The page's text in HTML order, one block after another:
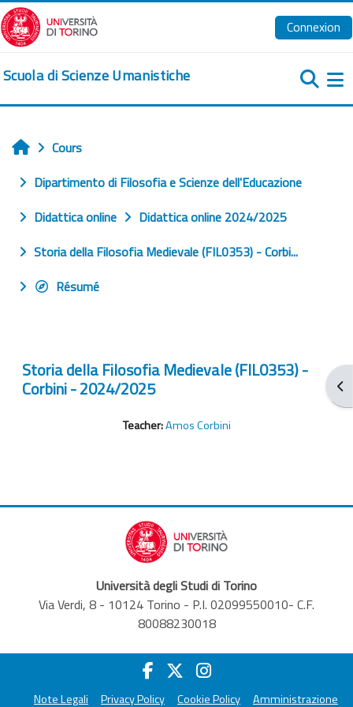
Passer au contenu principal
Connexion
Scuola di Scienze Umanistiche
Accueil
Cours
Dipartimento di Filosofia e Scienze dell'Educazione
Didattica online
Didattica online 2024/2025
Storia della Filosofia Medievale (FIL0353) - Corbi...
Résumé
Storia della Filosofia Medievale (FIL0353) -
Corbini - 2024/2025
Teacher:Amos Corbini
Università degli Studi di Torino
Via Verdi, 8 - 10124 Torino - P.I. 02099550010- C.F.
80088230018
Note Legali Privacy Policy Cookie Policy Amministrazione